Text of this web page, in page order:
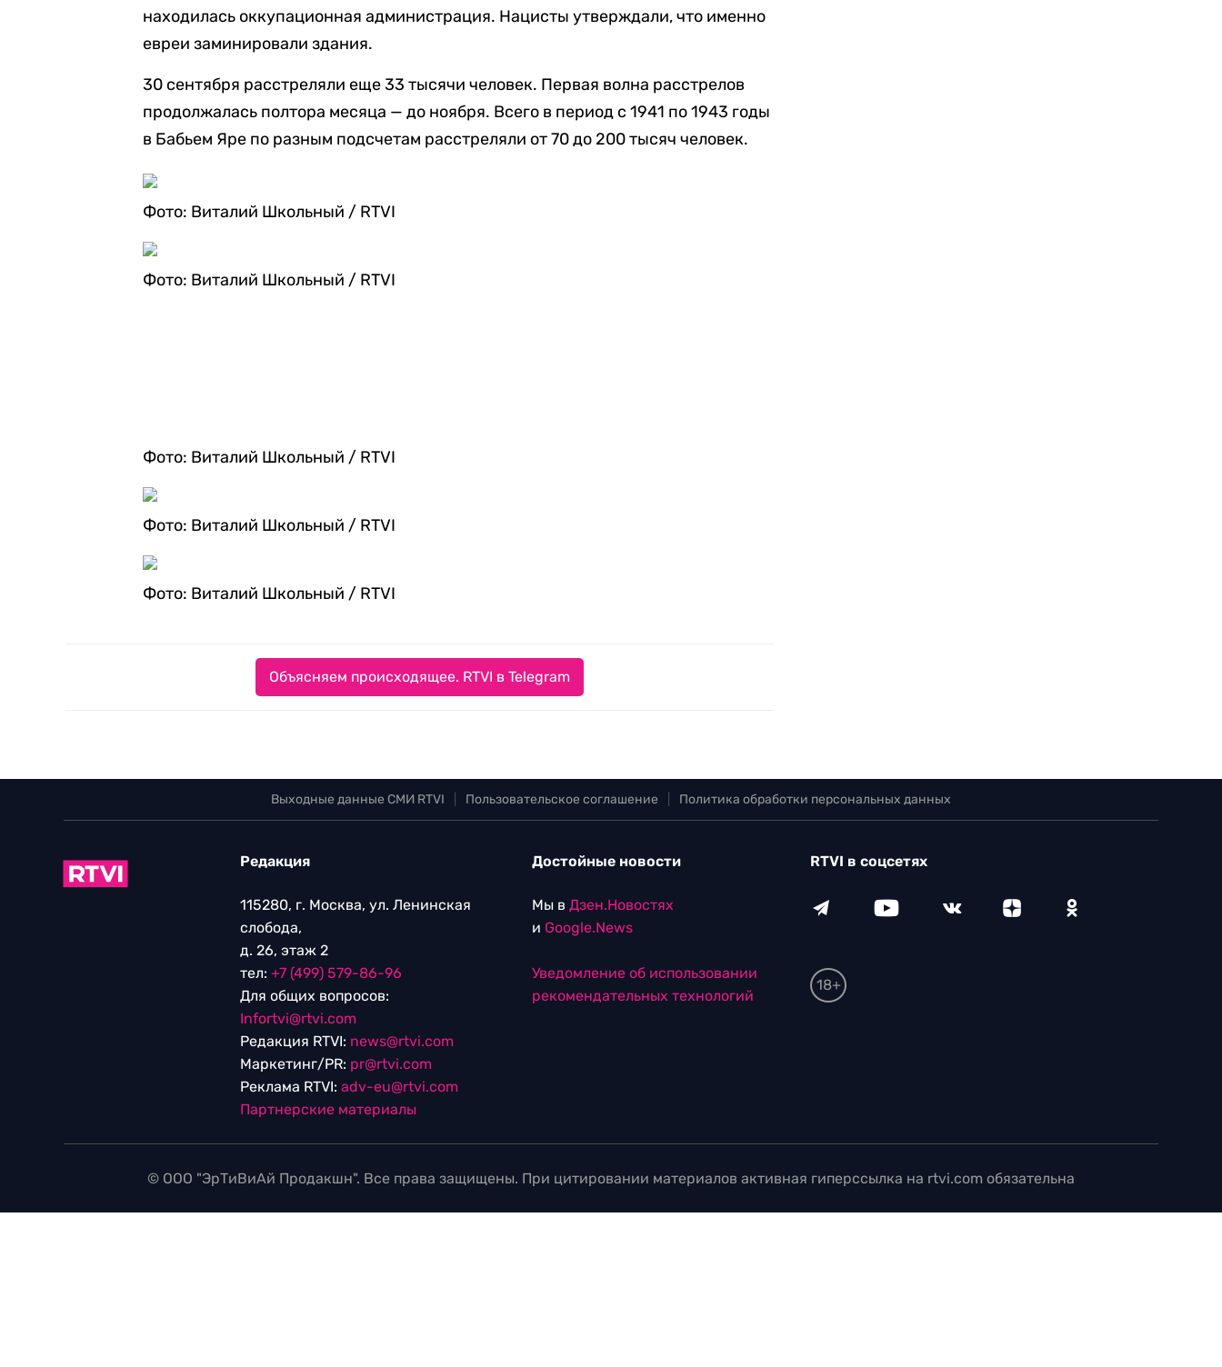
находилась оккупационная администрация. Нацисты утверждали, что именно
евреи заминировали здания.
30 сентября расстреляли еще 33 тысячи человек. Первая волна расстрелов
продолжалась полтора месяца — до ноября. Всего в период с 1941 по 1943 годы
в Бабьем Яре по разным подсчетам расстреляли от 70 до 200 тысяч человек.
Фото: Виталий Школьный / RTVI
Фото: Виталий Школьный / RTVI
Фото: Виталий Школьный / RTVI
Фото: Виталий Школьный / RTVI
Фото: Виталий Школьный / RTVI
Объясняем происходящее. RTVI в Telegram
Выходные данные СМИ RTVI Пользовательское соглашение Политика обработки персональных данных
Редакция
115280, г. Москва, ул. Ленинская
слобода,
д. 26, этаж 2
тел: +7 (499) 579-86-96
Для общих вопросов:
Infortvi@rtvi.com
Редакция RTVI: news@rtvi.com
Маркетинг/PR: pr@rtvi.com
Реклама RTVI: adv-eu@rtvi.com
Партнерские материалы
Достойные новости
Мы в Дзен.Новостях
и Google.News
Уведомление об использовании
рекомендательных технологий
RTVI в соцсетях
18+
© ООО "ЭрТиВиАй Продакшн". Все права защищены. При цитировании материалов активная гиперссылка на rtvi.com обязательна